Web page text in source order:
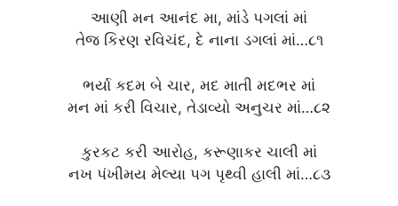
આણી મન આનંદ મા, માંડે પગલાં માં
તેજ કિરણ રવિચંદ, દે નાના ડગલાં માં…૮૧
ભર્યા કદમ બે ચાર, મદ માતી મદભર માં
મન માં કરી વિચાર, તેડાવ્યો અનુચર માં…૮૨
કુરકટ કરી આરોહ, કરૂણાકર ચાલી માં
નખ પંખીમય મેલ્યા પગ પૃથ્વી હાલી માં…૮૩